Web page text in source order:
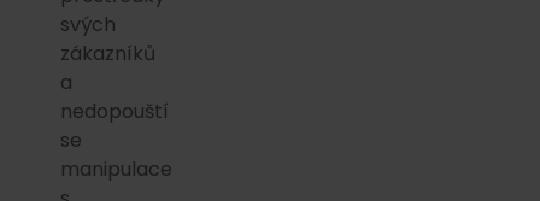
svých
zákazníků
a
nedopouští
se
manipulace